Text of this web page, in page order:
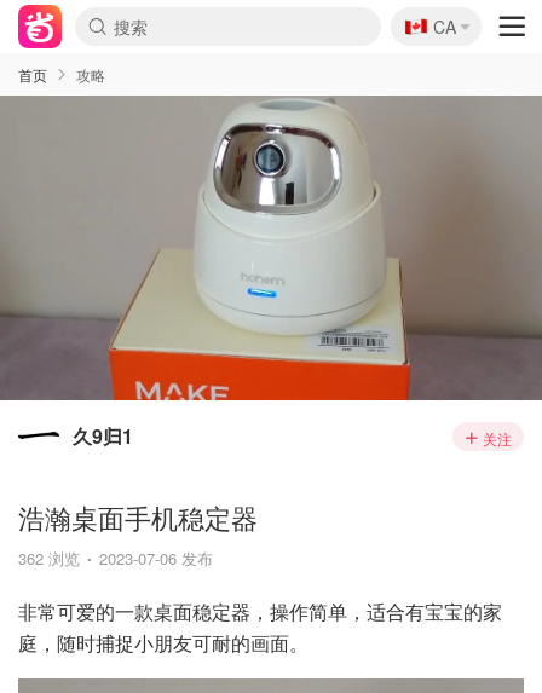
🇨🇦
CA
首页 攻略
久9归1 关注
浩瀚桌面手机稳定器
362 浏览 2023-07-06 发布
非常可爱的一款桌面稳定器，操作简单，适合有宝宝的家
庭，随时捕捉小朋友可耐的画面。